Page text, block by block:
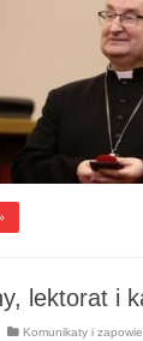
lektorat i
Komunikaty i